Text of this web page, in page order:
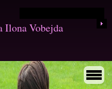
Ilona Vobejda